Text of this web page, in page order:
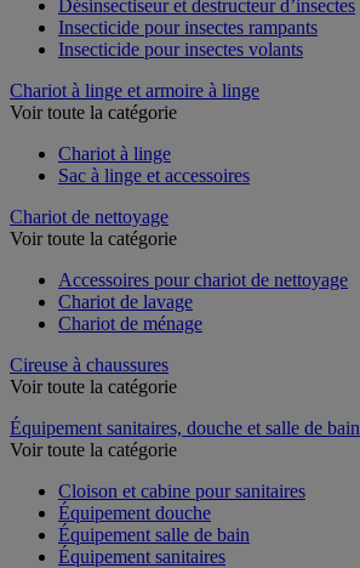
Désinsectiseur et destructeur d’insectes
Insecticide pour insectes rampants
Insecticide pour insectes volants
Chariot à linge et armoire à linge
Voir toute la catégorie
Chariot à linge
Sac à linge et accessoires
Chariot de nettoyage
Voir toute la catégorie
Accessoires pour chariot de nettoyage
Chariot de lavage
Chariot de ménage
Cireuse à chaussures
Voir toute la catégorie
Équipement sanitaires, douche et salle de bain
Voir toute la catégorie
Cloison et cabine pour sanitaires
Équipement douche
Équipement salle de bain
Équipement sanitaires